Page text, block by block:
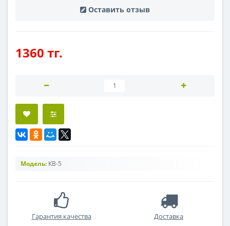
Оставить отзыв
1360 тг.
Модель: КВ-5
Гарантия качества Доставка